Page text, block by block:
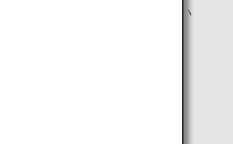
運航航空会社へ直接お問い
内